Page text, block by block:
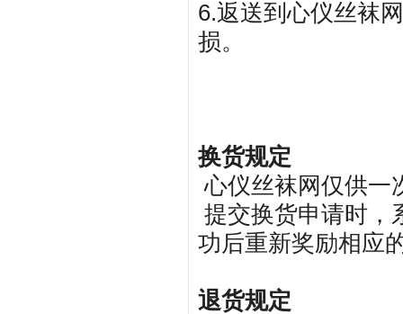
6.返送到心仪丝袜
损。
换货规定
心仪丝袜网仅供一
提交换货申请时，
功后重新奖励相应
退货规定